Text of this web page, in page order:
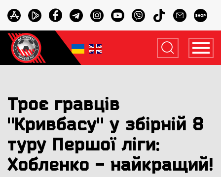
Троє гравців
"Кривбасу" у збірній 8
туру Першої ліги:
Хобленко - найкращий!